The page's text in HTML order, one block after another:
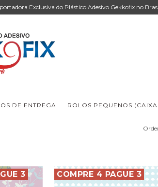
Exclusiva do Plástico Adesivo Gekkofix no
DE ENTREGA ROLOS PEQUENOS
3 COMPRE 4 PAGUE 3